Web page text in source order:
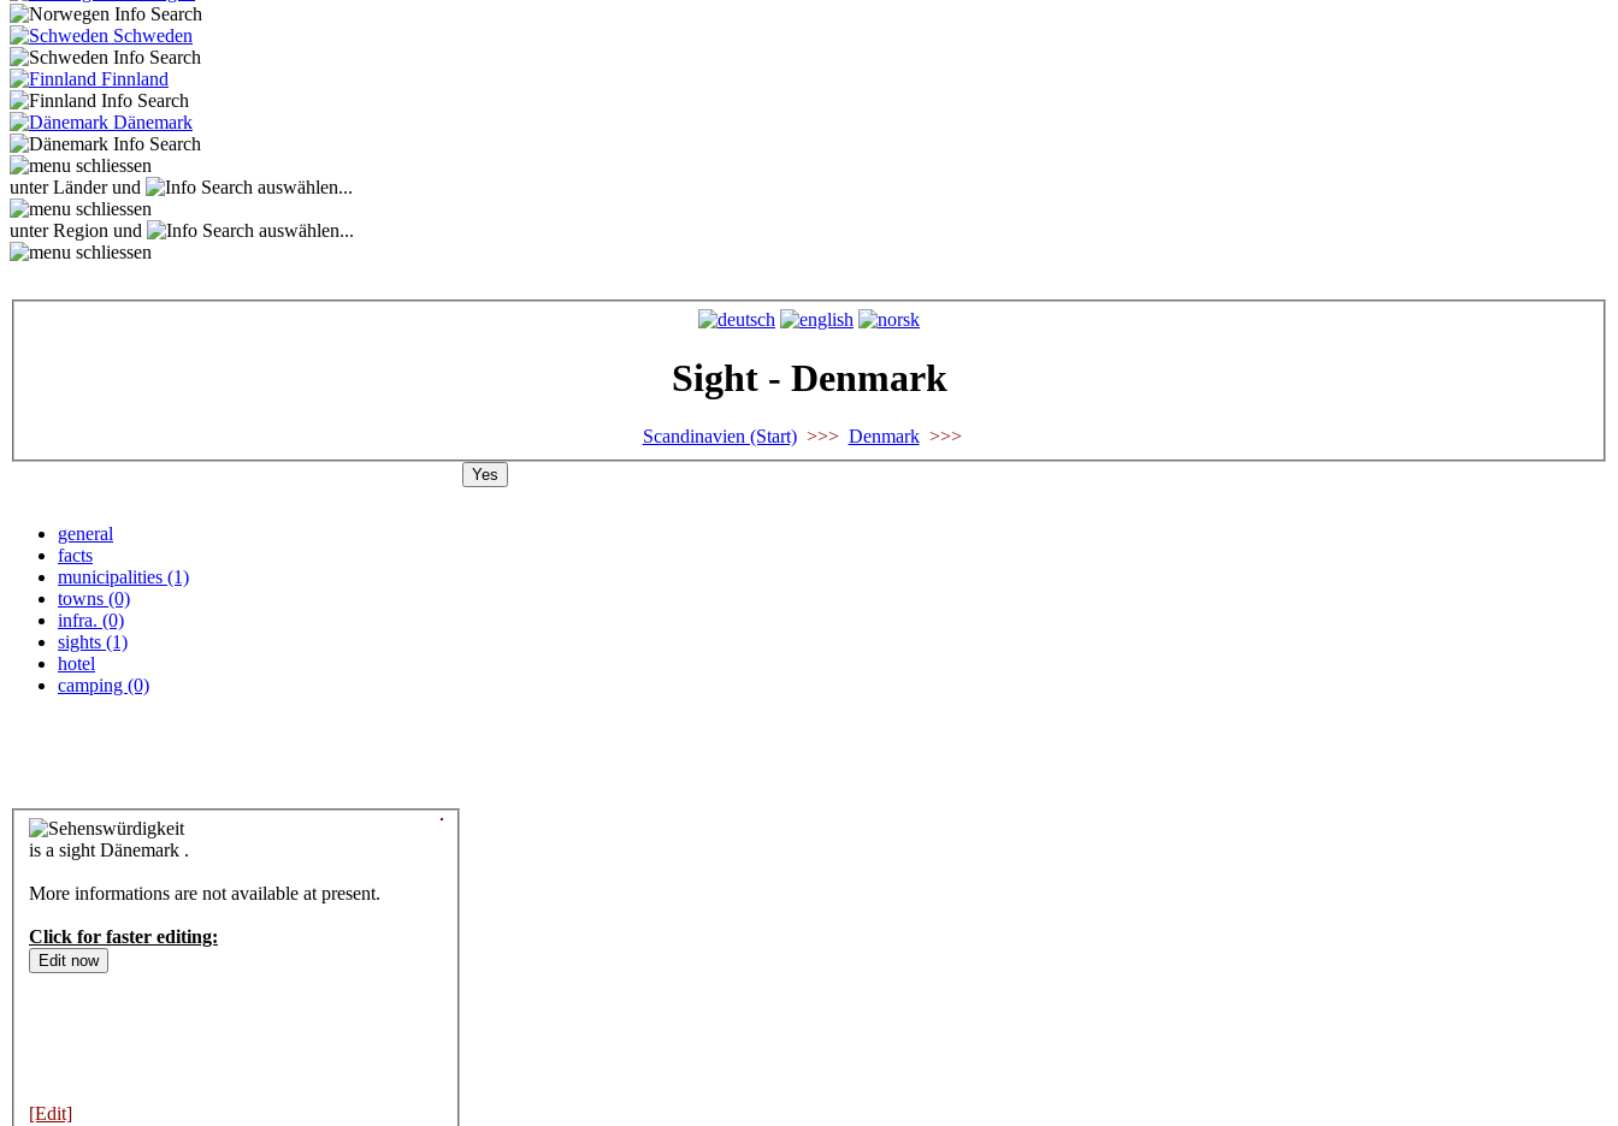
Schweden
Finnland
Dänemark
unter Länder und auswählen...
unter Region und auswählen...
Sight - Denmark
Scandinavien (Start)>>> Denmark
general
facts
municipalities (1)
towns (0)
infra. (0)
sights (1)
hotel
camping (0)
is a sight Dänemark .
More informations are not available at present.
Click for faster editing:
[Edit]
Yes